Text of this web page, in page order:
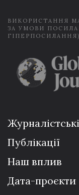
ВИКОРИСТАННЯ
ЗА УМОВИ
Публікації
Наш вплив
Дата-проєкти